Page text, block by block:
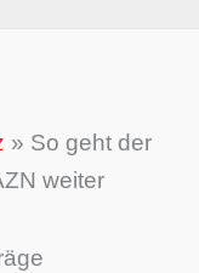
» So geht der
weiter